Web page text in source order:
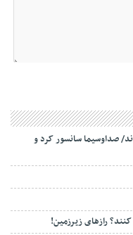
صداوسیما سانسور کرد و
رازهای زیرزمین!